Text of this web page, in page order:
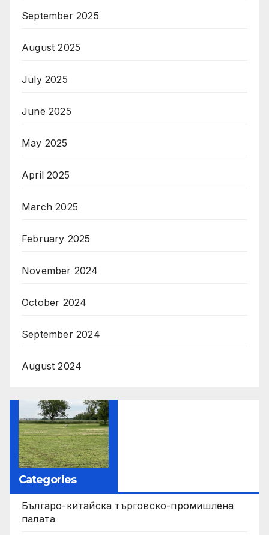
September 2025
August 2025
July 2025
June 2025
May 2025
April 2025
March 2025
February 2025
November 2024
October 2024
September 2024
August 2024
Categories
Българо-китайска търговско-промишлена
палата